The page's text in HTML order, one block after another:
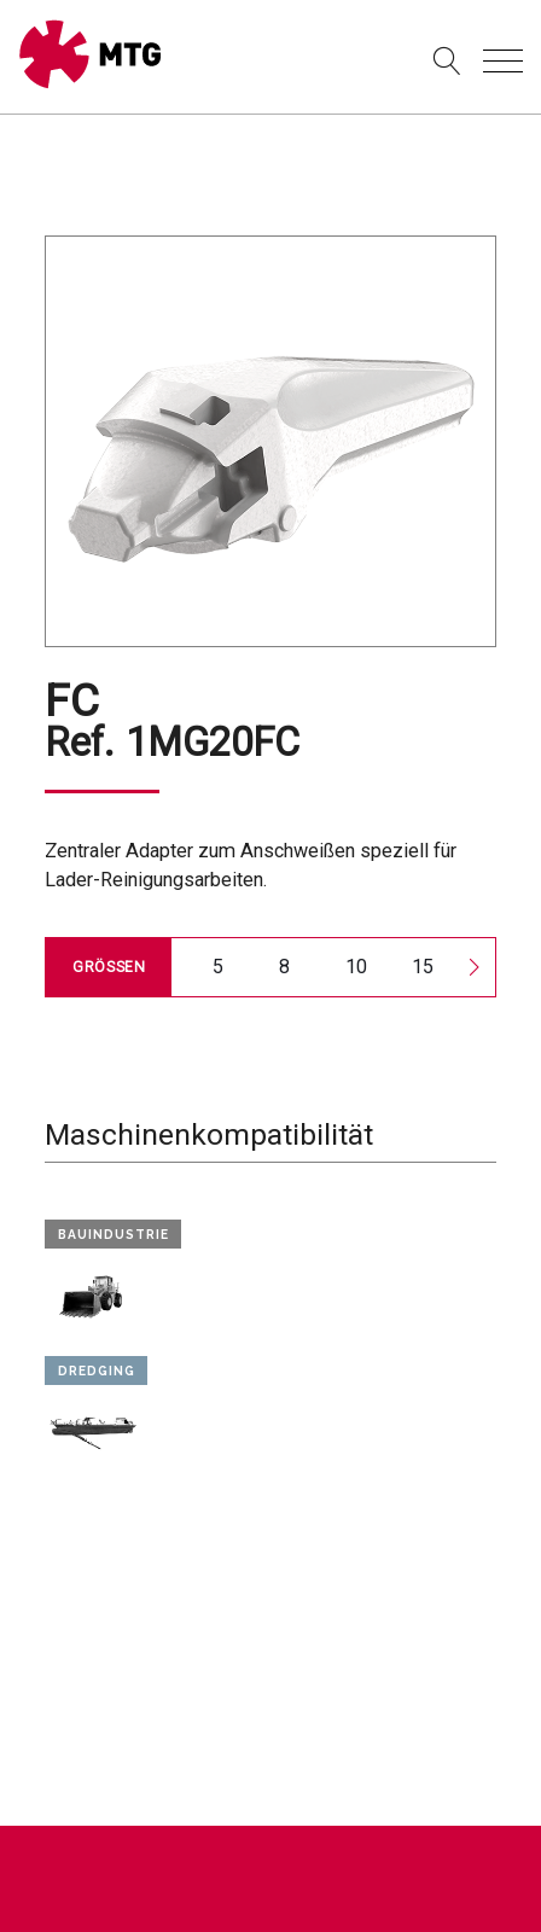
FC
Ref. 1MG20FC
Zentraler Adapter zum Anschweißen speziell für
Lader-Reinigungsarbeiten.
GRÖSSEN 5 8 10 15 20
Maschinenkompatibilität
BAUINDUSTRIE
DREDGING